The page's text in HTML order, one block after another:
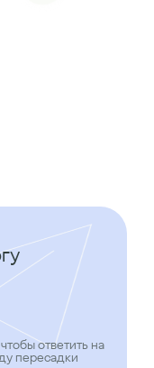
ответить на
пересадки